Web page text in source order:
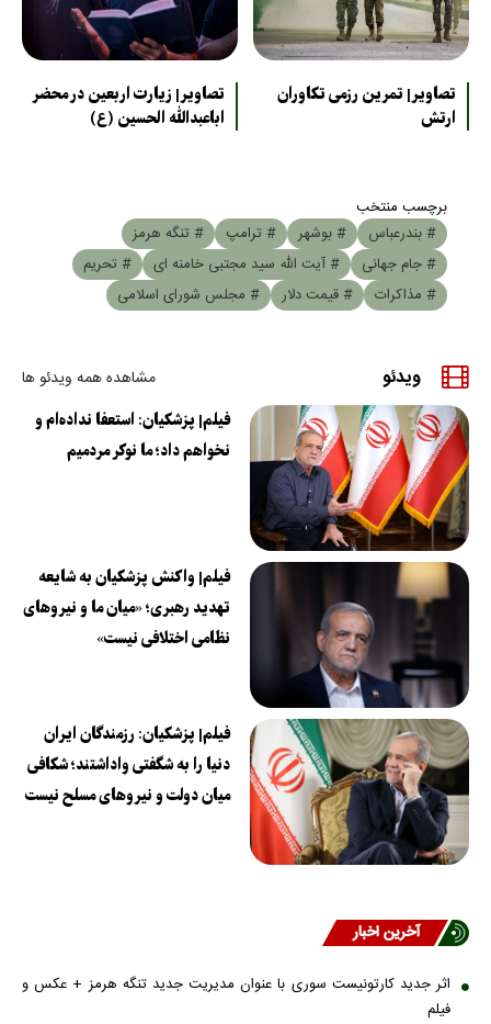
تصاویر| تمرین رزمی تکاوران
ارتش
تصاویر| زیارت اربعین در محضر
اباعبدالله الحسین (ع)
برچسب منتخب
# بندرعباس
# بوشهر # ترامپ
# تنگه هرمز
# جام جهانی
# آیت الله سید مجتبی خامنه ای
# تحریم
# مذاکرات
# قیمت دلار # مجلس شورای اسلامی
ویدئو مشاهده همه ویدئو ها
فیلم| پزشکیان: استعفا نداده‌ام و
نخواهم داد؛ ما نوکر مردمیم
فیلم| واکنش پزشکیان به شایعه
تهدید رهبری؛ «میان ما و نیروهای
نظامی اختلافی نیست»
فیلم| پزشکیان: رزمندگان ایران
دنیا را به شگفتی واداشتند؛ شکافی
میان دولت و نیروهای مسلح نیست
آخرین اخبار
اثر جدید کارتونیست سوری با عنوان مدیریت جدید تنگه هرمز + عکس و
فیلم